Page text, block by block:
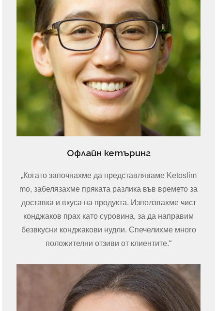
Офлайн кетъринг
„Когато започнахме да представляваме Ketoslim
mo, забелязахме пряката разлика във времето за
доставка и вкуса на продукта. Използвахме чист
конджаков прах като суровина, за да направим
безвкусни конджакови нудли. Спечелихме много
положителни отзиви от клиентите.“